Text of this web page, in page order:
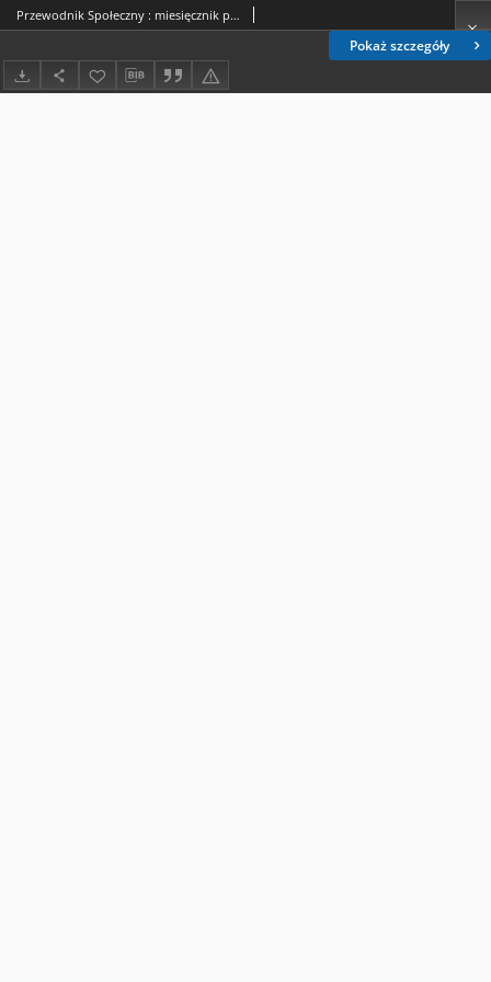
Pokaż szczegóły
Przewodnik Społeczny : miesięcznik poświęcony kierownictwu stowarzyszeń polskich. R. 12, nr 2 (1931)